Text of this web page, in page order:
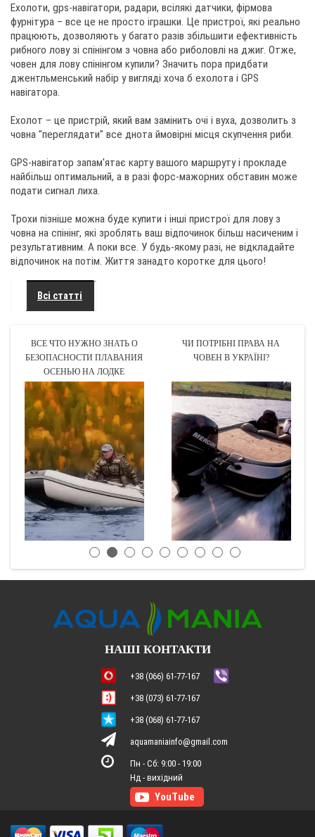
Ехолоти, gps-навігатори, радари, всілякі датчики, фірмова
фурнітура – все це не просто іграшки. Це пристрої, які реально
працюють, дозволяють у багато разів збільшити ефективність
рибного лову зі спінінгом з човна або риболовлі на джиг. Отже,
човен для лову спінінгом купили? Значить пора придбати
джентльменський набір у вигляді хоча б ехолота і GPS
навігатора.
Ехолот – це пристрій, який вам замінить очі і вуха, дозволить з
човна "переглядати" все днота ймовірні місця скупчення риби.
GPS-навігатор запам'ятає карту вашого маршруту і прокладе
найбільш оптимальний, а в разі форс-мажорних обставин може
подати сигнал лиха.
Трохи пізніше можна буде купити і інші пристрої для лову з
човна на спінінг, які зроблять ваш відпочинок більш насиченим і
результативним. А поки все. У будь-якому разі, не відкладайте
відпочинок на потім. Життя занадто коротке для цього!
Всі статті
ВСЕ ЧТО НУЖНО ЗНАТЬ О
БЕЗОПАСНОСТИ ПЛАВАНИЯ
ОСЕНЬЮ НА ЛОДКЕ
ЧИ ПОТРІБНІ ПРАВА НА
ЧОВЕН В УКРАЇНІ?
НАШІ КОНТАКТИ
+38 (066) 61-77-167
+38 (073) 61-77-167
+38 (068) 61-77-167
aquamaniainfo@gmail.com
Пн - Сб: 9:00 - 19:00